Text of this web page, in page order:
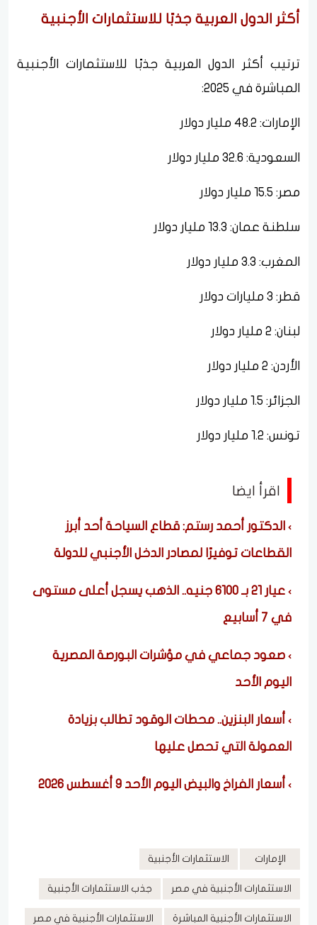
أكثر الدول العربية جذبًا للاستثمارات الأجنبية
ترتيب أكثر الدول العربية جذبًا للاستثمارات الأجنبية
المباشرة في 2025:
الإمارات: 48.2 مليار دولار
السعودية: 32.6 مليار دولار
مصر: 15.5 مليار دولار
سلطنة عمان: 13.3 مليار دولار
المغرب: 3.3 مليار دولار
قطر: 3 مليارات دولار
لبنان: 2 مليار دولار
الأردن: 2 مليار دولار
الجزائر: 1.5 مليار دولار
تونس: 1.2 مليار دولار
اقرأ ايضا
الدكتور أحمد رستم: قطاع السياحة أحد أبرز
القطاعات توفيرًا لمصادر الدخل الأجنبي للدولة
عيار 21 بـ 6100 جنيه.. الذهب يسجل أعلى مستوى
في 7 أسابيع
صعود جماعي في مؤشرات البورصة المصرية
اليوم الأحد
أسعار البنزين.. محطات الوقود تطالب بزيادة
العمولة التي تحصل عليها
أسعار الفراخ والبيض اليوم الأحد 9 أغسطس 2026
الإمارات الاستثمارات الأجنبية
الاستثمارات الأجنبية في مصر جذب الاستثمارات الأجنبية
الاستثمارات الأجنبية المباشرة الاستثمارات الأجنبية في مصر